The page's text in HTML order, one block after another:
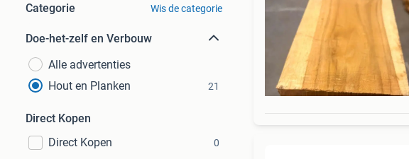
Categorie Wis de categorie
Doe-het-zelf en Verbouw
Alle advertenties
Hout en Planken
21
Direct Kopen
Direct Kopen
0